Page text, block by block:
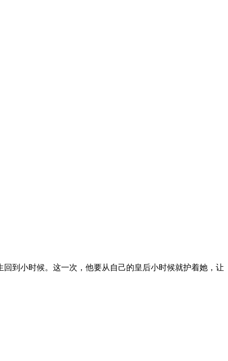
到小时候。这一次，他要从自己的皇后小时候就护着她，让